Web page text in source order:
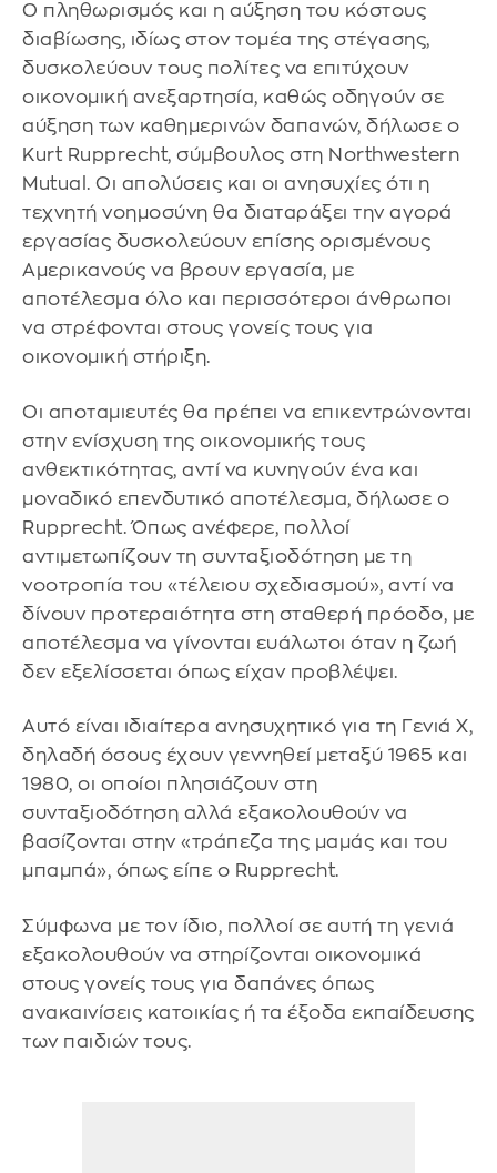
Ο πληθωρισμός και η αύξηση του κόστους
διαβίωσης, ιδίως στον τομέα της στέγασης,
δυσκολεύουν τους πολίτες να επιτύχουν
οικονομική ανεξαρτησία, καθώς οδηγούν σε
αύξηση των καθημερινών δαπανών, δήλωσε ο
Kurt Rupprecht, σύμβουλος στη Northwestern
Mutual. Οι απολύσεις και οι ανησυχίες ότι η
τεχνητή νοημοσύνη θα διαταράξει την αγορά
εργασίας δυσκολεύουν επίσης ορισμένους
Αμερικανούς να βρουν εργασία, με
αποτέλεσμα όλο και περισσότεροι άνθρωποι
να στρέφονται στους γονείς τους για
οικονομική στήριξη.
Οι αποταμιευτές θα πρέπει να επικεντρώνονται
στην ενίσχυση της οικονομικής τους
ανθεκτικότητας, αντί να κυνηγούν ένα και
μοναδικό επενδυτικό αποτέλεσμα, δήλωσε ο
Rupprecht. Όπως ανέφερε, πολλοί
αντιμετωπίζουν τη συνταξιοδότηση με τη
νοοτροπία του «τέλειου σχεδιασμού», αντί να
δίνουν προτεραιότητα στη σταθερή πρόοδο, με
αποτέλεσμα να γίνονται ευάλωτοι όταν η ζωή
δεν εξελίσσεται όπως είχαν προβλέψει.
Αυτό είναι ιδιαίτερα ανησυχητικό για τη Γενιά X,
δηλαδή όσους έχουν γεννηθεί μεταξύ 1965 και
1980, οι οποίοι πλησιάζουν στη
συνταξιοδότηση αλλά εξακολουθούν να
βασίζονται στην «τράπεζα της μαμάς και του
μπαμπά», όπως είπε ο Rupprecht.
Σύμφωνα με τον ίδιο, πολλοί σε αυτή τη γενιά
εξακολουθούν να στηρίζονται οικονομικά
στους γονείς τους για δαπάνες όπως
ανακαινίσεις κατοικίας ή τα έξοδα εκπαίδευσης
των παιδιών τους.